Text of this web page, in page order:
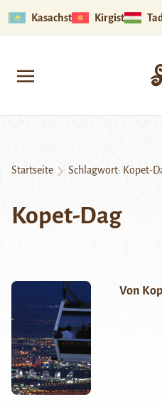
Kasachstan Kirgistan
Startseite Schlagwort: Kopet-
Kopet-Dag
Von